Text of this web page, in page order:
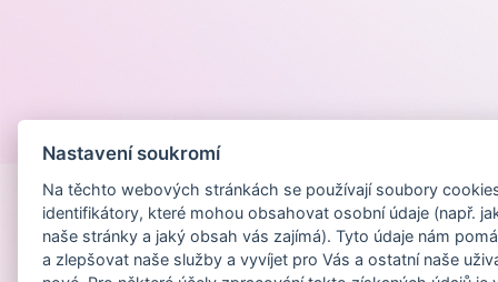
Nastavení soukromí
Na těchto webových stránkách se používají soubory
identifikátory, které mohou obsahovat osobní údaje (např.
naše stránky a jaký obsah vás zajímá). Tyto údaje nám
a zlepšovat naše služby a vyvíjet pro Vás a ostatní naše